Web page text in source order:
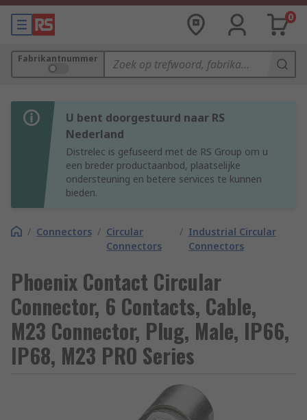
0
Fabrikantnummer
U bent doorgestuurd naar RS
Nederland
Distrelec is gefuseerd met de RS Group om u
een breder productaanbod, plaatselijke
ondersteuning en betere services te kunnen
bieden.
/ Connectors / Circular
Connectors
/ Industrial Circular
Connectors
Phoenix Contact Circular
Connector, 6 Contacts, Cable,
M23 Connector, Plug, Male, IP66,
IP68, M23 PRO Series